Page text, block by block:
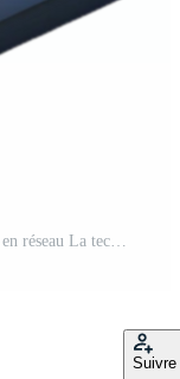
futuriste paysage urbain intelligent bâtiments en réseau La technologie PNG Gratuit
Suivre